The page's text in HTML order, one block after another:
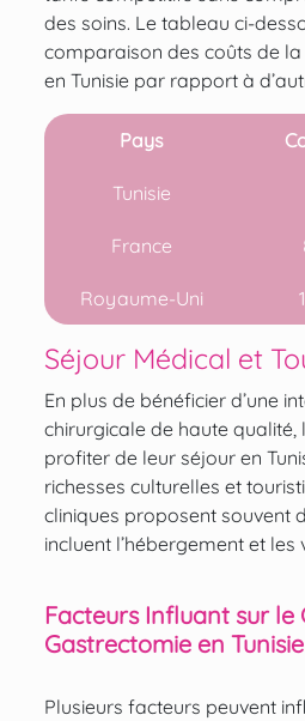
des soins. Le tableau ci-
comparaison des coûts de
en Tunisie par rapport à
Pays
Tunisie
France
Royaume-Uni
Séjour Médical et
En plus de bénéficier d’une
chirurgicale de haute qualité,
profiter de leur séjour en
richesses culturelles et
cliniques proposent souvent
incluent l’hébergement et les
Facteurs Influant sur le
Gastrectomie en Tunisie
Plusieurs facteurs peuvent